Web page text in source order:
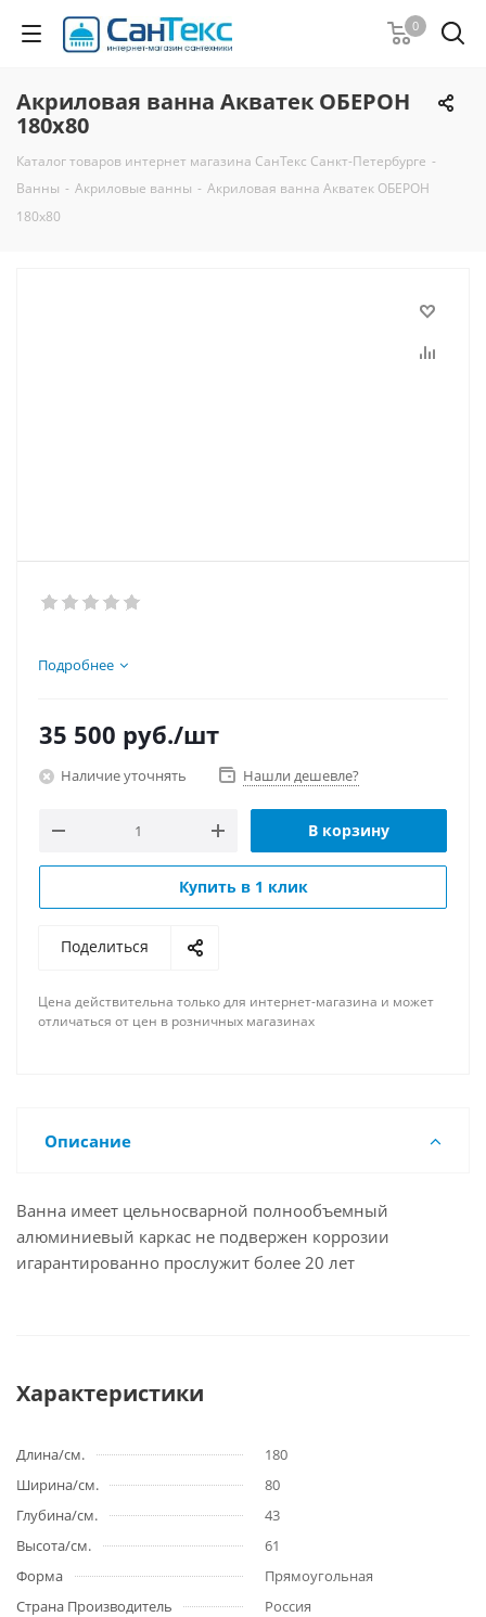
0
Акриловая ванна Акватек ОБЕРОН
180х80
Каталог товаров интернет магазина СанТекс Санкт-Петербурге -
Ванны - Акриловые ванны - Акриловая ванна Акватек ОБЕРОН
180х80
Подробнее
35 500 руб./шт
Наличие уточнять Нашли дешевле?
В корзину
Купить в 1 клик
Поделиться
Цена действительна только для интернет-магазина и может
отличаться от цен в розничных магазинах
Описание
Ванна имеет цельносварной полнообъемный
алюминиевый каркас не подвержен коррозии
игарантированно прослужит более 20 лет
Характеристики
Длина/см.
180
Ширина/см.
80
Глубина/см.
43
Высота/см.
61
Форма
Прямоугольная
Страна Производитель
Россия